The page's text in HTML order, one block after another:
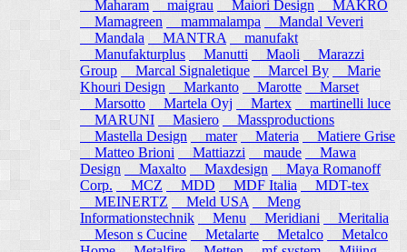
Maharam
maigrau Maiori Design
MAKRO
Mamagreen
mammalampa
Mandal Veveri
Mandala
MANTRA
manufakt
Manufakturplus
Manutti Maoli
Marazzi
Group
Marcal Signaletique Marcel By
Marie
Khouri Design
Markanto Marotte
Marset
Marsotto
Martela Oyj Martex
martinelli luce
MARUNI
Masiero
Massproductions
Mastella Design
mater Materia
Matiere Grise
Matteo Brioni
Mattiazzi maude
Mawa
Design
Maxalto Maxdesign
Maya Romanoff
Corp.
MCZ MDD MDF Italia
MDT-tex
MEINERTZ
Meld USA
Meng
Informationstechnik
Menu Meridiani
Meritalia
Meson s Cucine
Metalarte Metalco
Metalco